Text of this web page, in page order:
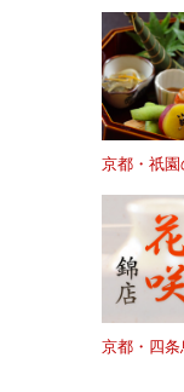
京都・祇園
京都・四条